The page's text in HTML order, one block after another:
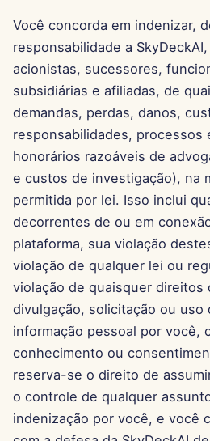
Você concorda em indenizar,
responsabilidade a
acionistas, sucessores,
subsidiárias e afiliadas, de
demandas, perdas, danos,
responsabilidades, processos
honorários razoáveis de
e custos de investigação), na
permitida por lei. Isso inclui
decorrentes de ou em
plataforma, sua violação
violação de qualquer lei ou
violação de quaisquer direitos
divulgação, solicitação ou uso
informação pessoal por você,
conhecimento ou
reserva-se o direito de
o controle de qualquer
indenização por você, e você